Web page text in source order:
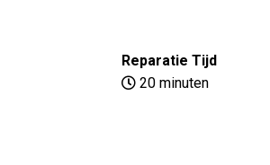
Reparatie Tijd
20 minuten